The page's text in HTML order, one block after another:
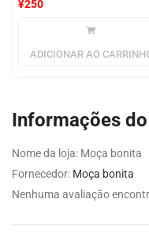
¥250
ADICIONAR AO
Informações
Nome da loja: Moça bonita
Fornecedor: Moça bonita
Nenhuma avaliação